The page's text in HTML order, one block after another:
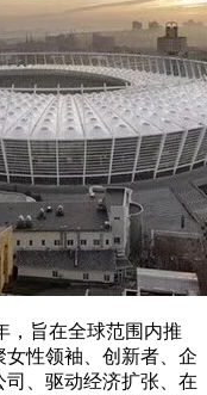
，旨在全球范围内推
性领袖、创新者、企
、驱动经济扩张、在